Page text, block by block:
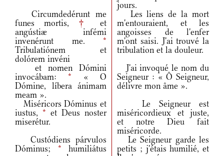
jours.
Circumdedérunt me
funes mortis, †
et
angústiæ infémi
invenérunt me. *
Tribulatiónem et
dolórem invéni
Les liens de la mort
m'entouraient, et les
angoisses de l'enfer
m'ont saisi. J'ai trouvé la
tribulation et la douleur.
et nomen Dómini
invocábam:* « O
Dómine, líbera ánimam
meam ».
J'ai invoqué le nom du
Seigneur : « Ô Seigneur,
délivre mon âme ».
Miséricors Dóminus et
iustus, * et Deus noster
miserétur.
Le Seigneur est
miséricordieux et juste,
et notre Dieu fait
miséricorde.
Custódiens párvulos
Dóminus; * humiliátus
Le Seigneur garde les
petits ; j'étais humilié, et